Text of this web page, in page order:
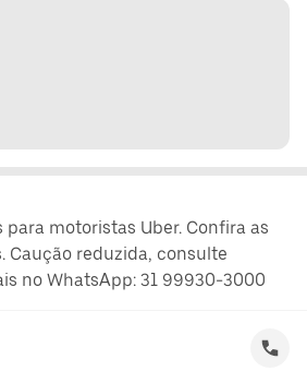
para motoristas Uber. Confira as
Caução reduzida, consulte
no WhatsApp: 31 99930-3000